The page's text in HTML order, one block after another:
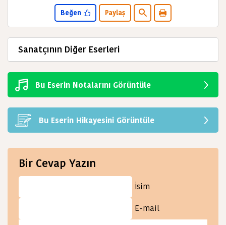
Beğen Paylaş
Sanatçının Diğer Eserleri
Bu Eserin Notalarını Görüntüle
Bu Eserin Hikayesini Görüntüle
Bir Cevap Yazın
İsim
E-mail